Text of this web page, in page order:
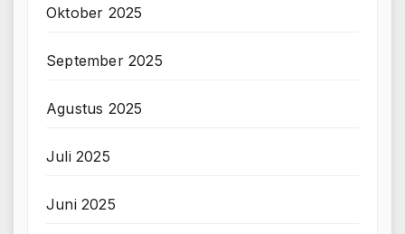
Oktober 2025
September 2025
Agustus 2025
Juli 2025
Juni 2025